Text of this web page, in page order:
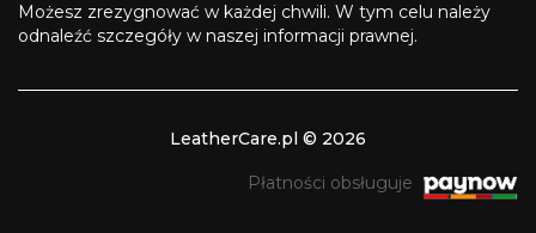
Możesz zrezygnować w każdej chwili. W tym celu należy
odnaleźć szczegóły w naszej informacji prawnej.
LeatherCare.pl © 2026
Płatności obsługuje